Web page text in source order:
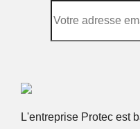
L'entreprise Protec est